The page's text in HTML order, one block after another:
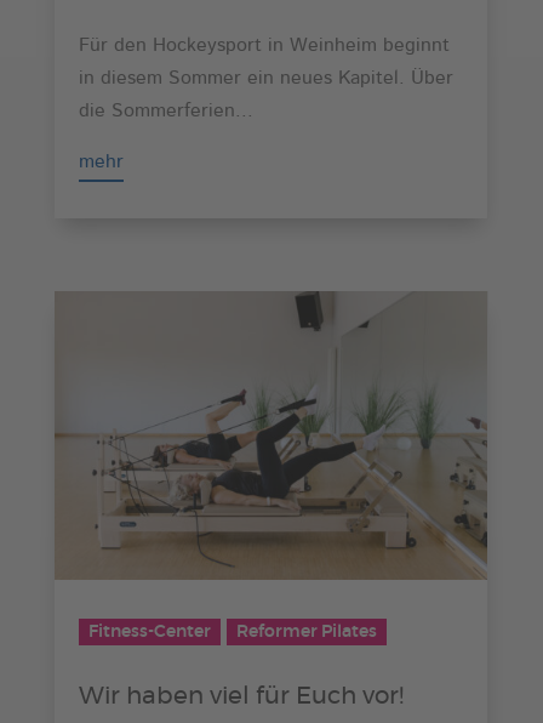
Für den Hockeysport in Weinheim beginnt
in diesem Sommer ein neues Kapitel. Über
die Sommerferien...
mehr
Fitness-Center Reformer Pilates
Wir haben viel für Euch vor!